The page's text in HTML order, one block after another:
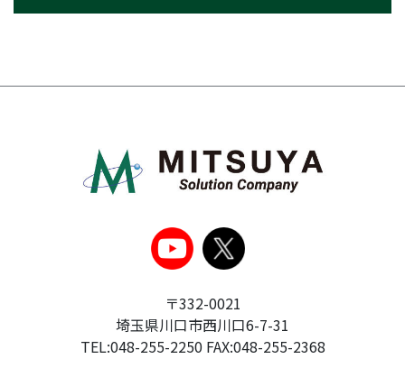
〒332-0021
埼玉県川口市西川口6-7-31
TEL:048-255-2250 FAX:048-255-2368